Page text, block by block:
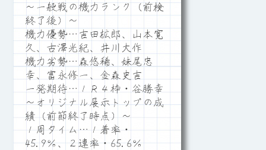
～一般戦の機力ランク（前検
終了後）～
機力優勢…吉田拡郎、山本寛
久、古澤光紀、井川大作
機力劣勢…森悠稀、妹尾忠
幸、富永修一、金森史吉
一発期待…１Ｒ４枠・谷勝幸
～オリジナル展示トップの成
績（前節終了時点）～
１周タイム…１着率・
45.9％、２連率・65.6％